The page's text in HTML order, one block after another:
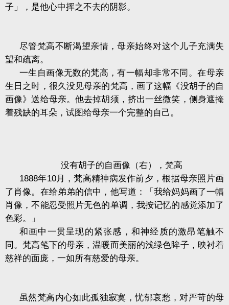
子」，是他心中挥之不去的阴影。
尽管梵高不断渴望亲情，母亲始终对这个儿子充满失
望和疏离。
一生自画像无数的梵高，有一幅却非常不同。在母亲
生日之时，很久没见母亲的梵高，画了这幅《没胡子的自
画像》送给母亲。他去掉胡须，挤出一丝微笑，侧身遮掩
着残缺的耳朵，试图给母亲一个完整的自己。
没有胡子的自画像（右），梵高
1888年10月，梵高精神病发作前夕，根据母亲照片画
了肖像。在给弟弟的信中，他写道：「我给妈妈画了一幅
肖像，不能忍受照片无色的单调，我按记忆的感觉添加了
色彩。」
和画中一贯呈现的紧张感，和神经质的激昂笔触不
同。梵高笔下的母亲，温暖而美丽的浅绿色眸子，映衬着
慈祥的面庞，一如所有慈爱的母亲。
虽然梵高内心如此孤独寂寞，忧郁哀愁，对严苛的母